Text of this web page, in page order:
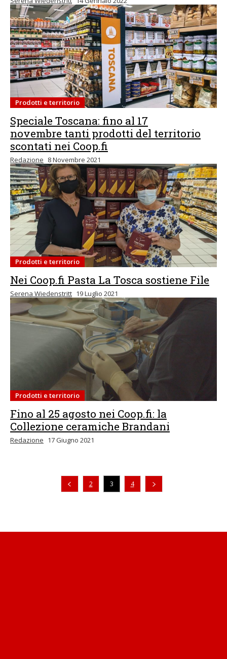
Prodotti e territorio
Speciale Toscana: fino al 17
novembre tanti prodotti del territorio
scontati nei Coop.fi
Redazione 8 Novembre 2021
Prodotti e territorio
Nei Coop.fi Pasta La Tosca sostiene File
Serena Wiedenstritt 19 Luglio 2021
Prodotti e territorio
Fino al 25 agosto nei Coop.fi: la
Collezione ceramiche Brandani
Redazione 17 Giugno 2021
Pagina precedente
2 3 4